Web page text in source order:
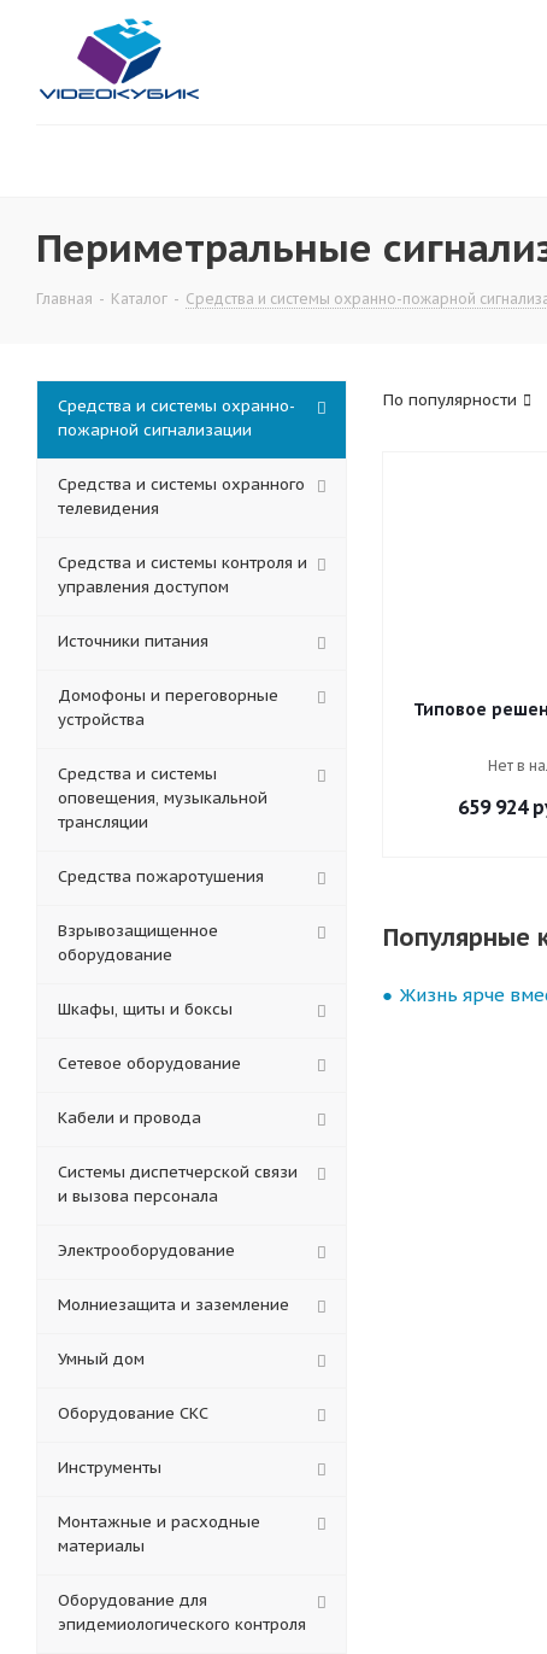
Периметральные
Главная - Каталог - Средства и системы охранно-пожарной
По популярности
Типовое
Нет в
659 924
Популярные
Жизнь ярче
Средства и системы охранно-
пожарной сигнализации
Средства и системы охранного
телевидения
Средства и системы контроля и
управления доступом
Источники питания
Домофоны и переговорные
устройства
Средства и системы
оповещения, музыкальной
трансляции
Средства пожаротушения
Взрывозащищенное
оборудование
Шкафы, щиты и боксы
Сетевое оборудование
Кабели и провода
Системы диспетчерской связи
и вызова персонала
Электрооборудование
Молниезащита и заземление
Умный дом
Оборудование СКС
Инструменты
Монтажные и расходные
материалы
Оборудование для
эпидемиологического контроля